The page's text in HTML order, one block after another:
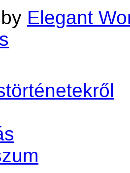
Elegant